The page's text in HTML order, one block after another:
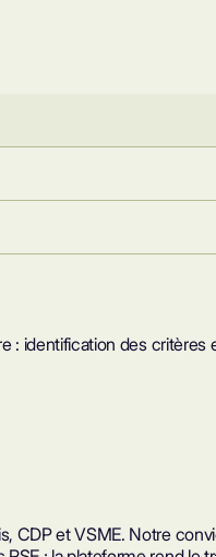
: identification des critères
CDP et VSME. Notre